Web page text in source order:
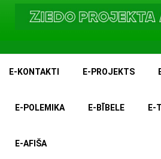
E-KONTAKTI E-PROJEKTS
E-POLEMIKA E-BĪBELE E-
E-AFIŠA